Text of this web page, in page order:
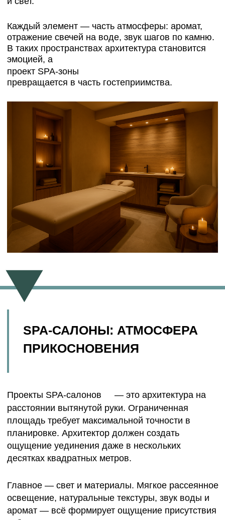
чувственным. Человек должен ощущать не
интерьер, а состояние.
АРХИТЕКТУРА ВОДЫ И ТЕПЛА
объект, а современный храм равновесия, где
— от гидроизоляции и вентиляции до световых
сценариев и зонирования температурных
пространств. Мы создаём динамику состояний:
горячие купели, холодные погружения, паровые
залы, зоны отдыха.
— особая категория. Это пространства, где
Влажность, пар, температура и акустика требуют
точных расчетов и продуманной композиции.